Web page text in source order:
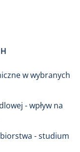
w wybranych
- wpływ na
- studium